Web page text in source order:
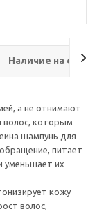
Наличие на
а не отнимают
волос, которым
шампунь для
питает
уменьшает их
кожу
волос,